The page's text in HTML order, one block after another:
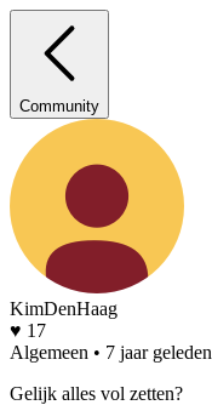
Community
KimDenHaag
♥ 17
Algemeen • 7 jaar geleden
Gelijk alles vol zetten?